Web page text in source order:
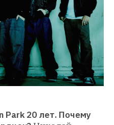
Park 20 лет. Почему